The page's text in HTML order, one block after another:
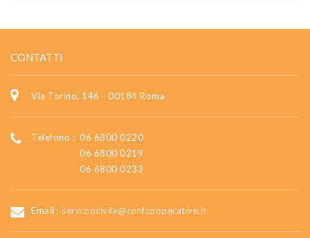
CONTATTI
Via Torino, 146 - 00184 Roma
Telefono : 06 6800 0220
06 6800 0219
06 6800 0233
Email : serviziocivile@confcooperative.it